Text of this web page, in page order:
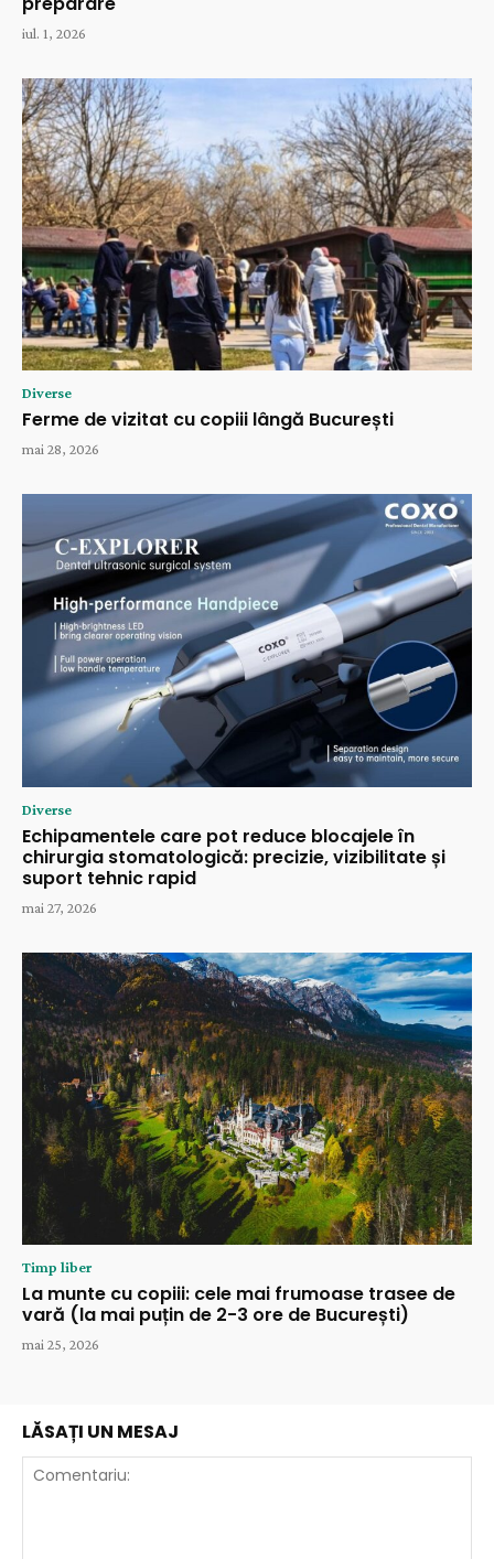
iul. 1, 2026
Diverse
Ferme de vizitat cu copiii lângă București
mai 28, 2026
Diverse
Echipamentele care pot reduce blocajele în
chirurgia stomatologică: precizie, vizibilitate și
suport tehnic rapid
mai 27, 2026
Timp liber
La munte cu copiii: cele mai frumoase trasee de
vară (la mai puțin de 2-3 ore de București)
mai 25, 2026
LĂSAȚI UN MESAJ